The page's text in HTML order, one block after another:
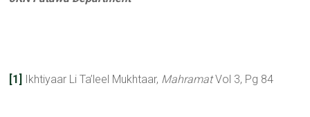
[1] Ikhtiyaar Li Ta’leel Mukhtaar, MahramatVol 3, Pg 84